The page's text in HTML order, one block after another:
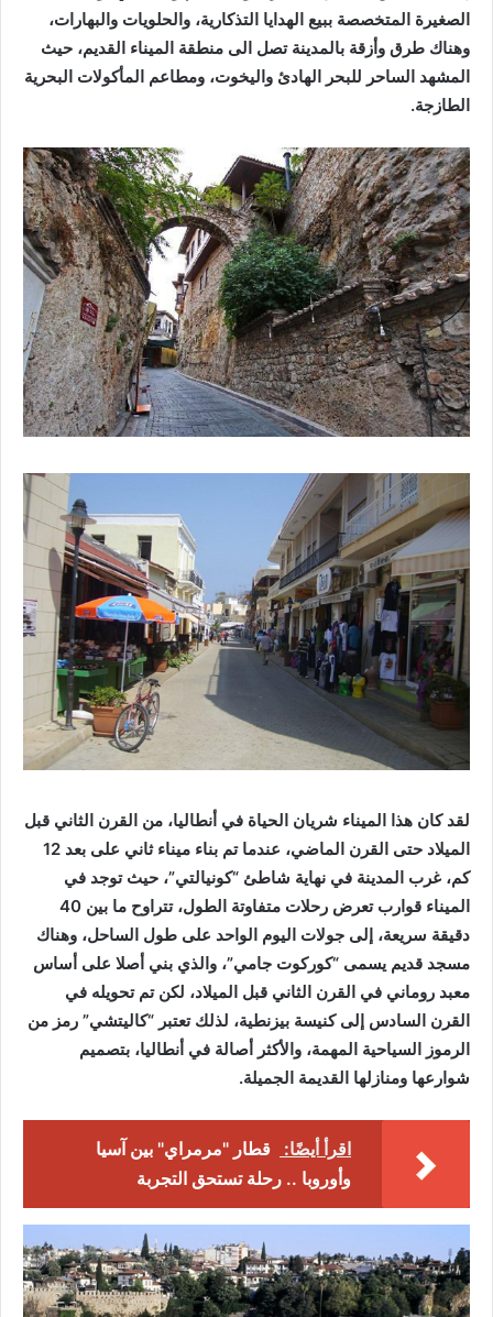
الصغيرة المتخصصة ببيع الهدايا التذكارية، والحلويات والبهارات،
وهناك طرق وأزقة بالمدينة تصل الى منطقة الميناء القديم، حيث
المشهد الساحر للبحر الهادئ واليخوت، ومطاعم المأكولات البحرية
الطازجة.
لقد كان هذا الميناء شريان الحياة في أنطاليا، من القرن الثاني قبل
الميلاد حتى القرن الماضي، عندما تم بناء ميناء ثاني على بعد 12
كم، غرب المدينة في نهاية شاطئ “كونيالتي”، حيث توجد في
الميناء قوارب تعرض رحلات متفاوتة الطول، تتراوح ما بين 40
دقيقة سريعة، إلى جولات اليوم الواحد على طول الساحل، وهناك
مسجد قديم يسمى “كوركوت جامي”، والذي بني أصلا على أساس
معبد روماني في القرن الثاني قبل الميلاد، لكن تم تحويله في
القرن السادس إلى كنيسة بيزنطية، لذلك تعتبر “كاليتشي” رمز من
الرموز السياحية المهمة، والأكثر أصالة في أنطاليا، بتصميم
شوارعها ومنازلها القديمة الجميلة.
اقرأ أيضًا:
قطار "مرمراي" بين آسيا
وأوروبا .. رحلة تستحق التجربة